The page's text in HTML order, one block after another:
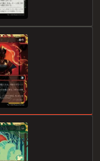
妻(ずま)
剥(はく)
しゅう)者(しゃ)
(だい)化(か)